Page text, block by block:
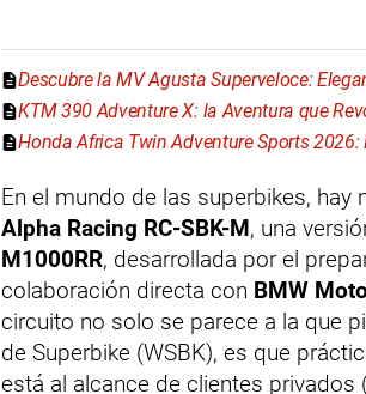
Descubre la MV Agusta Superveloce:
KTM 390 Adventure X: la Aventura que
Honda Africa Twin Adventure Sports 2026:
En el mundo de las superbikes,
Alpha Racing RC-SBK-M, una
M1000RR, desarrollada por el
colaboración directa con BMW
circuito no solo se parece a la que
de Superbike (WSBK), es que
está al alcance de clientes